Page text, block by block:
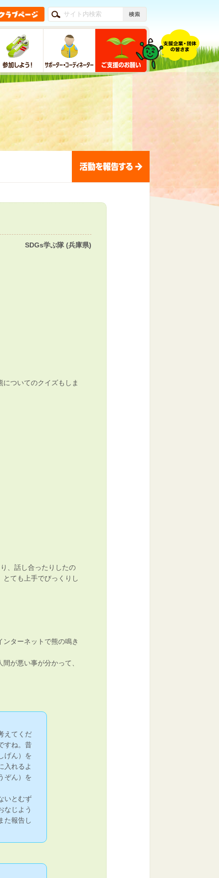
SDGs学ぶ隊 (兵庫県)
ついてのクイズもしま
、話し合ったりしたの
ても上手でびっくりし
ターネットで熊の鳴き
が悪い事が分かって、
えてくだ
すね。昔
げん）を
入れるよ
ぞん）を
いとむず
なじよう
た報告し